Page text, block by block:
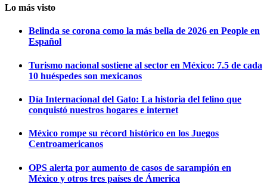
Lo más visto
Belinda se corona como la más bella de 2026 en People en
Español
Turismo nacional sostiene al sector en México: 7.5 de cada
10 huéspedes son mexicanos
Día Internacional del Gato: La historia del felino que
conquistó nuestros hogares e internet
México rompe su récord histórico en los Juegos
Centroamericanos
OPS alerta por aumento de casos de sarampión en
México y otros tres países de Ámerica